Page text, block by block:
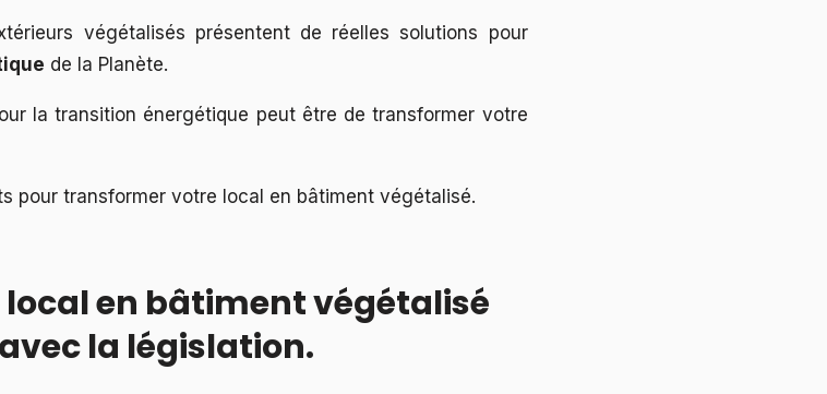
végétalisés présentent de réelles solutions pour
de la Planète.
la transition énergétique peut être de transformer votre
pour transformer votre local en bâtiment végétalisé.
local en bâtiment végétalisé
la législation.